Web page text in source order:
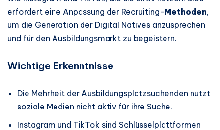
erfordert eine Anpassung der Recruiting-Methoden,
um die Generation der Digital Natives anzusprechen
und für den Ausbildungsmarkt zu begeistern.
Wichtige Erkenntnisse
Die Mehrheit der Ausbildungsplatzsuchenden nutzt
soziale Medien nicht aktiv für ihre Suche.
Instagram und TikTok sind Schlüsselplattformen